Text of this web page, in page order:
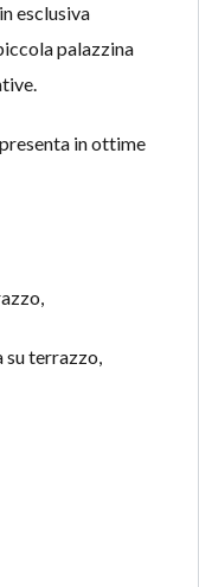
esclusiva
palazzina
in ottime
su terrazzo,